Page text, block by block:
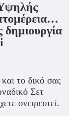
δημιουργία
το δικό σας
Σετ
ονειρευτεί.